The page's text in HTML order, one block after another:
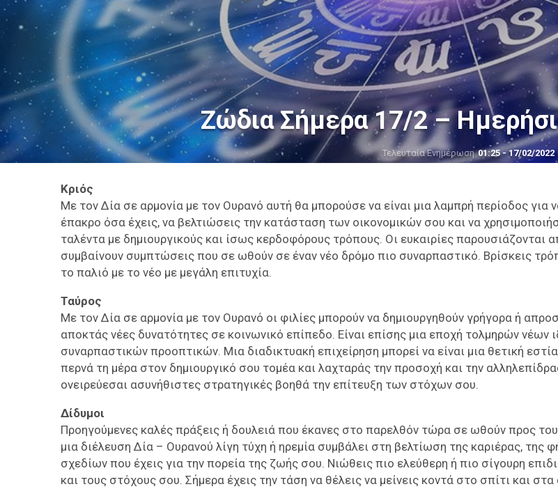
Ζώδια Σήμερα 17/2 –
Τελευταία Ενημέρωση01:25 - 17/02/2022
Κριός
Με τον Δία σε αρμονία με τον Ουρανό αυτή θα μπορούσε να είναι μια λαμπρή περίοδος για
έπακρο όσα έχεις, να βελτιώσεις την κατάσταση των οικονομικών σου και να
ταλέντα με δημιουργικούς και ίσως κερδοφόρους τρόπους. Οι ευκαιρίες παρουσιάζονται
συμβαίνουν συμπτώσεις που σε ωθούν σε έναν νέο δρόμο πιο συναρπαστικό. Βρίσκεις
το παλιό με το νέο με μεγάλη επιτυχία.
Ταύρος
Με τον Δία σε αρμονία με τον Ουρανό οι φιλίες μπορούν να δημιουργηθούν γρήγορα ή
αποκτάς νέες δυνατότητες σε κοινωνικό επίπεδο. Είναι επίσης μια εποχή τολμηρών νέων
συναρπαστικών προοπτικών. Μια διαδικτυακή επιχείρηση μπορεί να είναι μια θετική
περνά τη μέρα στον δημιουργικό σου τομέα και λαχταράς την προσοχή και την
ονειρεύεσαι ασυνήθιστες στρατηγικές βοηθά την επίτευξη των στόχων σου.
Δίδυμοι
Προηγούμενες καλές πράξεις ή δουλειά που έκανες στο παρελθόν τώρα σε ωθούν προς
μια διέλευση Δία – Ουρανού λίγη τύχη ή ηρεμία συμβάλει στη βελτίωση της καριέρας, της
σχεδίων που έχεις για την πορεία της ζωής σου. Νιώθεις πιο ελεύθερη ή πιο σίγουρη
και τους στόχους σου. Σήμερα έχεις την τάση να θέλεις να μείνεις κοντά στο σπίτι και